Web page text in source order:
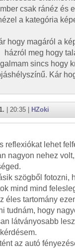
csak ránéz és
a kategória
hogy magáról a
házról meg hogy
sincs hogy
Kár
| 20:35 | HZoki
reflexiókat lehet
nagyon nehez
szögből fotozni,
mind mind
éles tartomány
tudnám, hogy
látványosabb
az autó